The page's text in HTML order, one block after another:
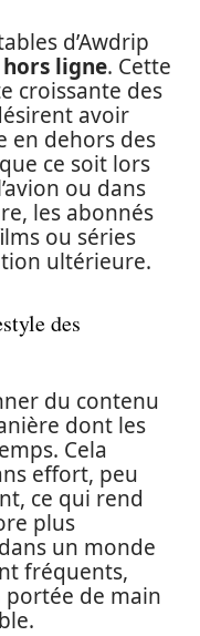
d’Awdrip
ligne. Cette
croissante des
avoir
en dehors des
ce soit lors
ou dans
les abonnés
ou séries
ultérieure.
des
du contenu
dont les
Cela
effort, peu
ce qui rend
plus
un monde
fréquents,
portée de main